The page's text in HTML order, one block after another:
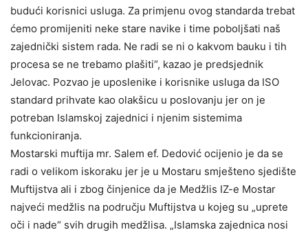
budući korisnici usluga. Za primjenu ovog standarda trebat
ćemo promijeniti neke stare navike i time poboljšati naš
zajednički sistem rada. Ne radi se ni o kakvom bauku i tih
procesa se ne trebamo plašiti“, kazao je predsjednik
Jelovac. Pozvao je uposlenike i korisnike usluga da ISO
standard prihvate kao olakšicu u poslovanju jer on je
potreban Islamskoj zajednici i njenim sistemima
funkcioniranja.
Mostarski muftija mr. Salem ef. Dedović ocijenio je da se
radi o velikom iskoraku jer je u Mostaru smješteno sjedište
Muftijstva ali i zbog činjenice da je Medžlis IZ-e Mostar
najveći medžlis na području Muftijstva u kojeg su „uprete
oči i nade“ svih drugih medžlisa. „Islamska zajednica nosi